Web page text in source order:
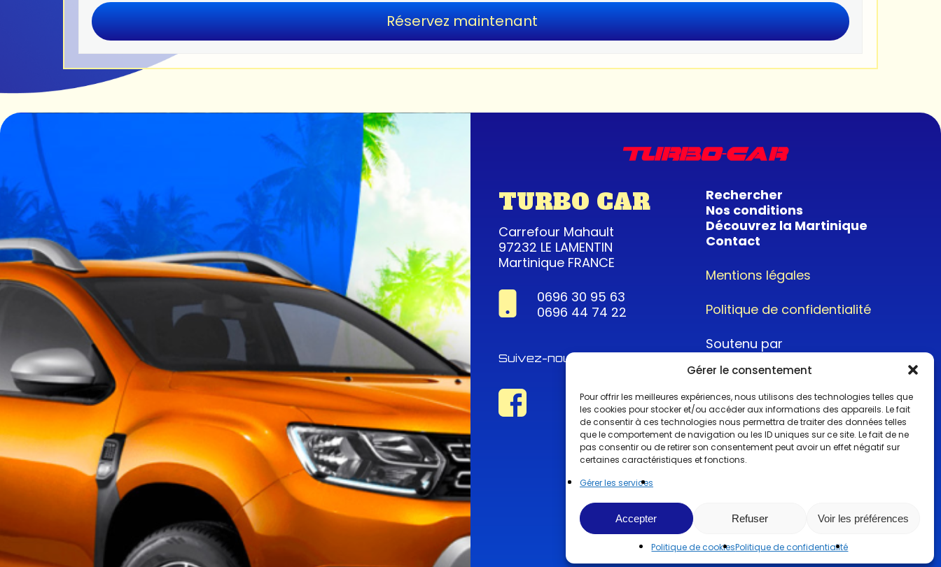
Gérer le consentement
Pour offrir les meilleures expériences, nous utilisons des technologies telles que
les cookies pour stocker et/ou accéder aux informations des appareils. Le fait
de consentir à ces technologies nous permettra de traiter des données telles
que le comportement de navigation ou les ID uniques sur ce site. Le fait de ne
pas consentir ou de retirer son consentement peut avoir un effet négatif sur
certaines caractéristiques et fonctions.
Gérer les services
Accepter Refuser Voir les préférences
Politique de cookiesPolitique de confidentialité
TURBO CAR
Carrefour Mahault
97232 LE LAMENTIN
Martinique FRANCE
0696 30 95 63
0696 44 74 22
Suivez-nous !
Rechercher
Nos conditions
Découvrez la Martinique
Contact
Mentions légales
Politique de confidentialité
Soutenu par
@2022CopyrightTurboCar